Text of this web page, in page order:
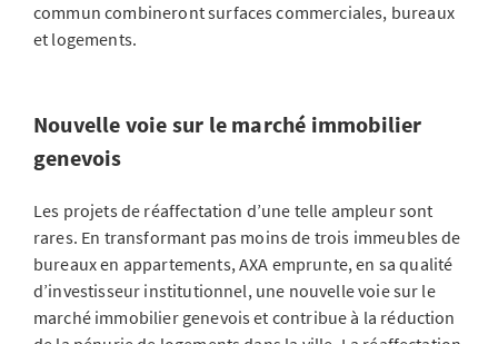
commun combineront surfaces commerciales, bureaux
et logements.
Nouvelle voie sur le marché immobilier
genevois
Les projets de réaffectation d’une telle ampleur sont
rares. En transformant pas moins de trois immeubles de
bureaux en appartements, AXA emprunte, en sa qualité
d’investisseur institutionnel, une nouvelle voie sur le
marché immobilier genevois et contribue à la réduction